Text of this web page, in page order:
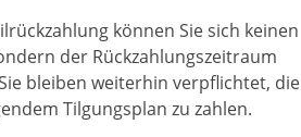
können Sie sich keinen
der Rückzahlungszeitraum
bleiben weiterhin verpflichtet, die
Tilgungsplan zu zahlen.